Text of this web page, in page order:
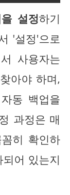
설정하기
'설정'으로
사용자는
아야 하며,
동 백업을
과정은 매
히 확인하
어 있는지